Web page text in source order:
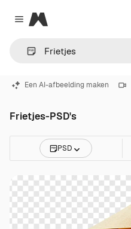
Close menu
Magnific
Een AI-afbeelding maken
Frietjes-PSD's
PSD